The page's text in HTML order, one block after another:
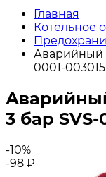
Главная
Котельное
Аварийный
0001-003015
3 бар SVS-
-10%
-98 ₽